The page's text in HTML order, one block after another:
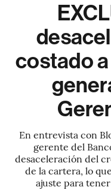
costado
En entrevista con
gerente del
desaceleración del
de la cartera, lo
ajuste para